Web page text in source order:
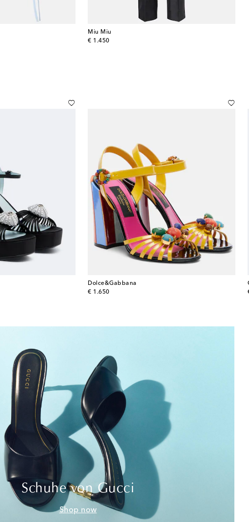
Miu Miu
€ 1.450
original price
Dolce&Gabbana
€ 1.650
original price
Schuhe von Gucci
Shop now